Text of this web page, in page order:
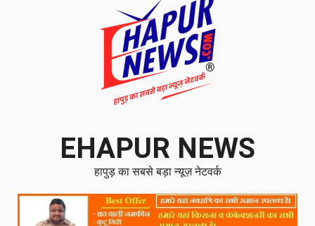
EHAPUR NEWS
हापुड़ का सबसे बड़ा न्यूज़ नेटवर्क